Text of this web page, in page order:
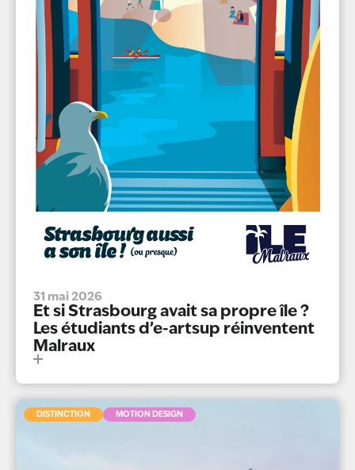
31 mai 2026
Et si Strasbourg avait sa propre île ?
Les étudiants d’e-artsup réinventent
Malraux
DISTINCTION MOTION DESIGN